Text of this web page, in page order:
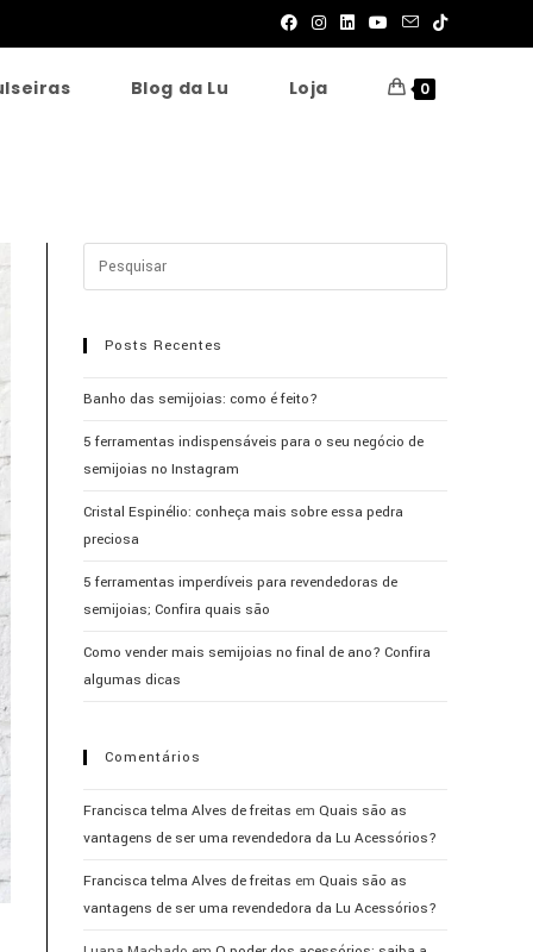
Blog da Lu Loja 0
Posts Recentes
Banho das semijoias: como é feito?
5 ferramentas indispensáveis para o seu negócio de
semijoias no Instagram
Cristal Espinélio: conheça mais sobre essa pedra
preciosa
5 ferramentas imperdíveis para revendedoras de
semijoias; Confira quais são
Como vender mais semijoias no final de ano? Confira
algumas dicas
Comentários
Francisca telma Alves de freitas em Quais são as
vantagens de ser uma revendedora da Lu Acessórios?
Francisca telma Alves de freitas em Quais são as
vantagens de ser uma revendedora da Lu Acessórios?